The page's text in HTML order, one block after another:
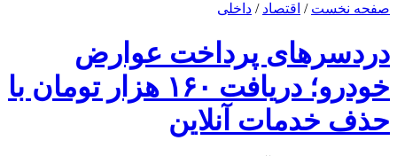
صفحه نخست / اقتصاد / داخلی
دردسرهای پرداخت عوارض
خودرو؛ دریافت ۱۶۰ هزار تومان با
حذف خدمات آنلاین